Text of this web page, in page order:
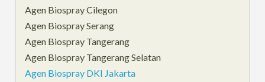
Agen Biospray Cilegon
Agen Biospray Serang
Agen Biospray Tangerang
Agen Biospray Tangerang Selatan
Agen Biospray DKI Jakarta